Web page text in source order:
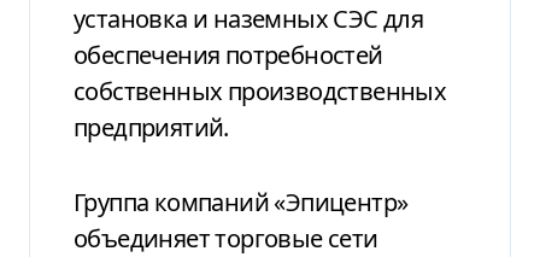
установка и наземных СЭС для
обеспечения потребностей
собственных производственных
предприятий.
Группа компаний «Эпицентр»
объединяет торговые сети